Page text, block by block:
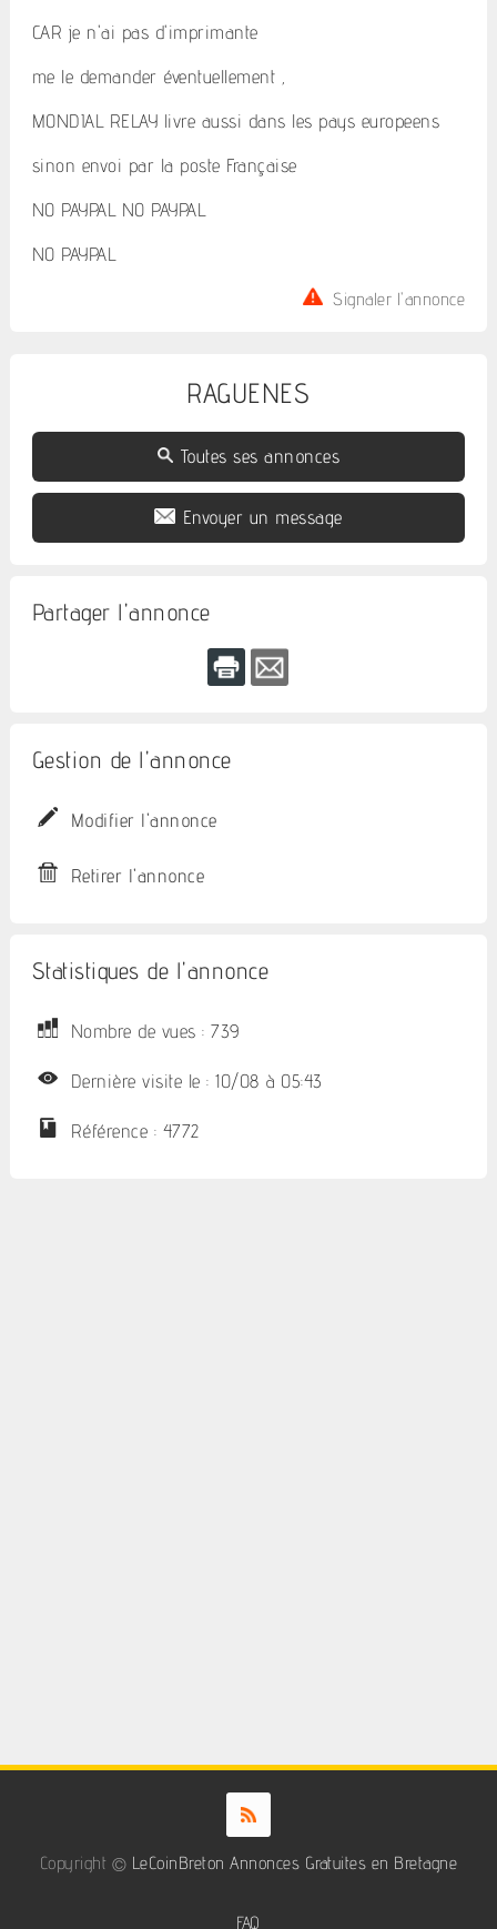
CAR je n'ai pas d'imprimante
me le demander éventuellement ,
MONDIAL RELAY livre aussi dans les pays europeens
sinon envoi par la poste Française
NO PAYPAL NO PAYPAL
NO PAYPAL
Signaler l'annonce
RAGUENES
Toutes ses annonces
Envoyer un message
Partager l'annonce
Gestion de l'annonce
Modifier l'annonce
Retirer l'annonce
Statistiques de l'annonce
Nombre de vues : 739
Dernière visite le : 10/08 à 05:43
Référence : 4772
Copyright © LeCoinBreton Annonces Gratuites en Bretagne
FAQ